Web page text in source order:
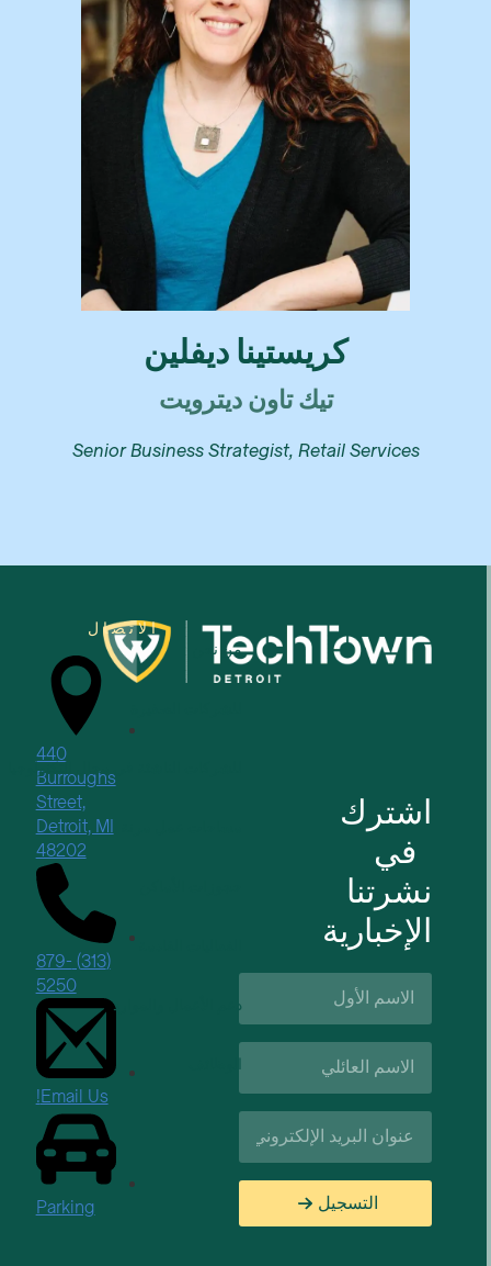
كريستينا ديفلين
تيك تاون ديترويت
Senior Business Strategist, Retail Services
اشترك
في
نشرتنا
الإخبارية
الاسم
الأول*
اسم
العائلة*
البريد
الإلكتروني*
التسجيل
من نحن
للشركات الناشئة في مجال التكنولوجيا
دعم الأعمال والموارد
الوظائف
الاتصال
440
Burroughs
Street,
Detroit, MI
48202
(313) 879-
5250
Email Us!
Parking